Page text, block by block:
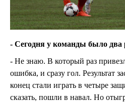
- Сегодня у команды было два
- Не знаю. В который раз
ошибка, и сразу гол. Результат
конец стали играть в четыре
сказать, пошли в навал. Но